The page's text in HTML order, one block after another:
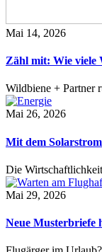
Mai 14, 2026
Zähl mit: Wie viele
Wildbiene + Partner
Mai 26, 2026
Mit dem
Die
Mai 29, 2026
Neue Musterbriefe